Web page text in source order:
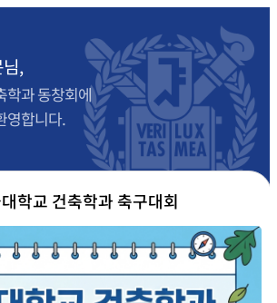
,
학과 동창회에
영합니다.
학교 건축학과 축구대회